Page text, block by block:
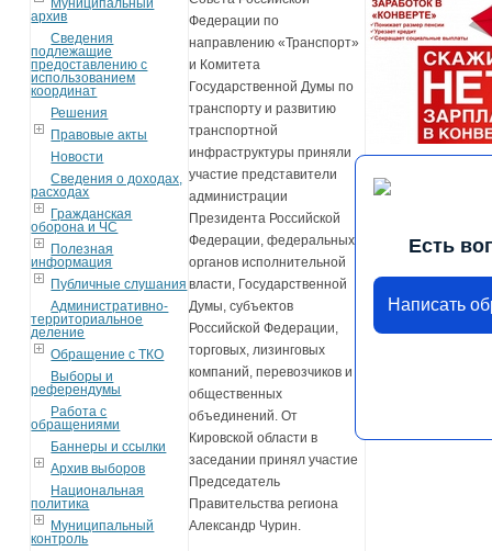
архив
Сведения
подлежащие
предоставлению с
использованием
координат
Решения
Правовые акты
Новости
Сведения о доходах,
расходах
Гражданская
оборона и ЧС
Полезная
информация
Публичные слушания
Административно-
территориальное
деление
Обращение с ТКО
Выборы и
референдумы
Работа с
обращениями
Баннеры и ссылки
Архив выборов
Национальная
политика
Муниципальный
контроль
Федерации по
направлению «Транспорт»
и Комитета
Государственной Думы по
транспорту и развитию
транспортной
инфраструктуры приняли
участие представители
администрации
Президента Российской
Федерации, федеральных
органов исполнительной
власти, Государственной
Думы, субъектов
Российской Федерации,
торговых, лизинговых
компаний, перевозчиков и
общественных
объединений. От
Кировской области в
заседании принял участие
Председатель
Правительства региона
Александр Чурин.
Есть
Написать